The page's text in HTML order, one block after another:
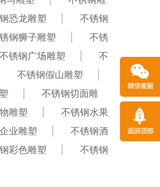
恐龙雕塑
不锈钢
钢狮子雕塑
不锈
不锈钢广场雕塑
不
不锈钢假山雕塑
不锈钢切面雕
雕塑
不锈钢水果
业雕塑
不锈钢酒
彩色雕塑
不锈钢